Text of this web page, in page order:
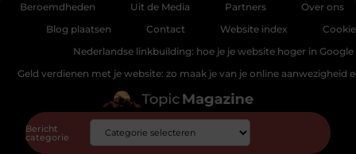
Beroemdheden Uit de Media Partners
Over ons
Blog plaatsen
Contact Website index
Nederlandse linkbuilding: hoe je je website hoger in
Geld verdienen met je website: zo maak je van je online aanwezigheid
Bericht
categorie